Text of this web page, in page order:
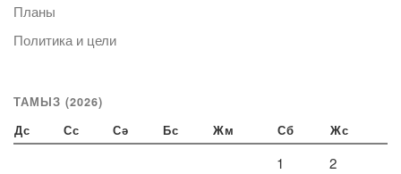
Планы
Политика и цели
ТАМЫЗ (2026)
Дс Сс Сә Бс Жм Сб Жс
1 2